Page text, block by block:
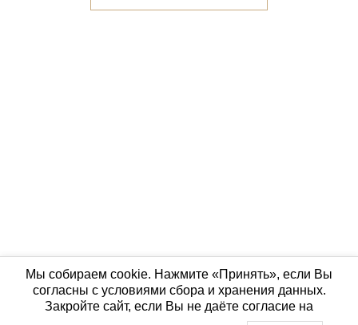
Мы собираем cookie. Нажмите «Принять», если Вы
согласны с условиями сбора и хранения данных.
Закройте сайт, если Вы не даёте согласие на